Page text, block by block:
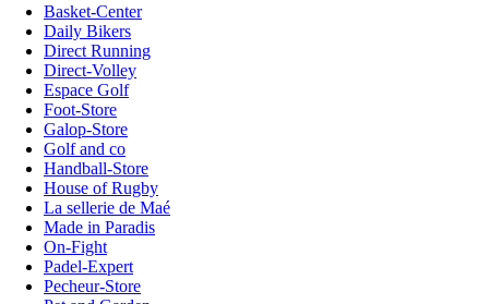
Basket-Center
Daily Bikers
Direct Running
Direct-Volley
Espace Golf
Foot-Store
Galop-Store
Golf and co
Handball-Store
House of Rugby
La sellerie de Maé
Made in Paradis
On-Fight
Padel-Expert
Pecheur-Store